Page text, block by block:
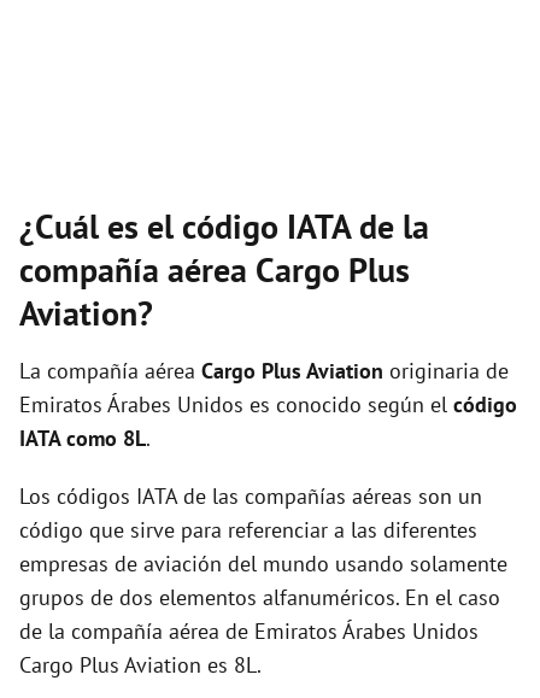
¿Cuál es el código IATA de la
compañía aérea Cargo Plus
Aviation?
La compañía aérea Cargo Plus Aviation originaria de
Emiratos Árabes Unidos es conocido según el código
IATA como 8L.
Los códigos IATA de las compañías aéreas son un
código que sirve para referenciar a las diferentes
empresas de aviación del mundo usando solamente
grupos de dos elementos alfanuméricos. En el caso
de la compañía aérea de Emiratos Árabes Unidos
Cargo Plus Aviation es 8L.